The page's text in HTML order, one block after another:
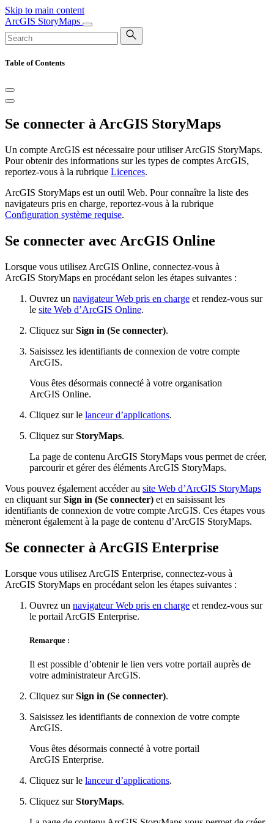
Skip to main content
ArcGIS StoryMaps
Table of Contents
Se connecter à ArcGIS StoryMaps
Un compte ArcGIS est nécessaire pour utiliser ArcGIS StoryMaps.
Pour obtenir des informations sur les types de comptes ArcGIS,
reportez-vous à la rubrique Licences.
ArcGIS StoryMaps est un outil Web. Pour connaître la liste des
navigateurs pris en charge, reportez-vous à la rubrique
Configuration système requise.
Se connecter avec ArcGIS Online
Lorsque vous utilisez ArcGIS Online, connectez-vous à
ArcGIS StoryMaps en procédant selon les étapes suivantes :
Ouvrez un navigateur Web pris en charge et rendez-vous sur
le site Web d’ArcGIS Online.
Cliquez surSign in (Se connecter).
Saisissez les identifiants de connexion de votre compte
ArcGIS.
Vous êtes désormais connecté à votre organisation
ArcGIS Online.
Cliquez sur le lanceur d’applications.
Cliquez surStoryMaps.
La page de contenu ArcGIS StoryMaps vous permet de créer,
parcourir et gérer des éléments ArcGIS StoryMaps.
Vous pouvez également accéder au site Web d’ArcGIS StoryMaps
en cliquant surSign in (Se connecter) et en saisissant les
identifiants de connexion de votre compte ArcGIS. Ces étapes vous
mèneront également à la page de contenu d’ArcGIS StoryMaps.
Se connecter à ArcGIS Enterprise
Lorsque vous utilisez ArcGIS Enterprise, connectez-vous à
ArcGIS StoryMaps en procédant selon les étapes suivantes :
Ouvrez un navigateur Web pris en charge et rendez-vous sur
le portail ArcGIS Enterprise.
Remarque :
Il est possible d’obtenir le lien vers votre portail auprès de
votre administrateur ArcGIS.
Cliquez surSign in (Se connecter).
Saisissez les identifiants de connexion de votre compte
ArcGIS.
Vous êtes désormais connecté à votre portail
ArcGIS Enterprise.
Cliquez sur le lanceur d’applications.
Cliquez surStoryMaps.